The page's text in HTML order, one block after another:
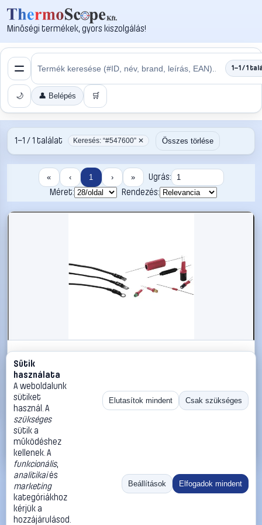
Minőségi termékek, gyors kiszolgálás!
1–1 / 1
🌙 👤 Belépés 🛒
1–1 / 1 találat Keresés: “#547600” ✕ Összes törlése
« ‹ 1 › »
Ugrás:
Méret:
Rendezés:
Univerzális zsugorcső, TCN20 Ø (zsugorodás
előtt/után): 6.4 mm/3.2 mm, zsugorodási arány 2 :
1fekete
HellermannTyton Zsugorcsövek
2 390 Ft
Kosárba
«
Ugrás:
Méret:
Rendezés:
©2026
ÁSZF
Sütik
használata
A weboldalunk
sütiket
használ. A
szükséges
sütik a
működéshez
kellenek. A
funkcionális,
analitikaiés
marketing
kategóriákhoz
kérjük a
hozzájárulásod.
Elutasítok mindent Csak szükséges
Beállítások Elfogadok mindent